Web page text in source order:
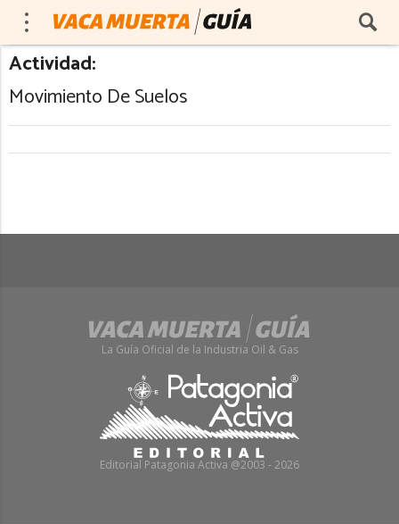
Actividad:
Movimiento De Suelos
La Guía Oficial de la Industria Oil & Gas
Editorial Patagonia Activa @2003 - 2026